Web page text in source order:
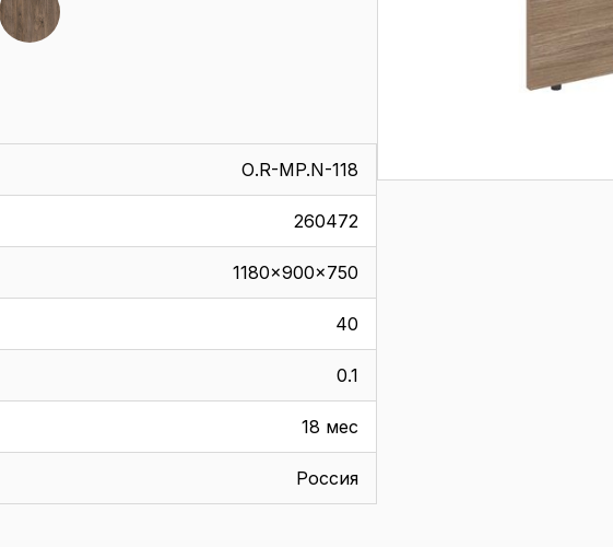
О.R-MP.N-118
260472
1180x900x750
40
0.1
18 мес
Россия